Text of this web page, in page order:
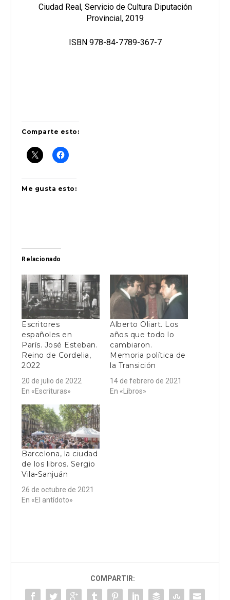
Ciudad Real, Servicio de Cultura Diputación
Provincial, 2019
ISBN 978-84-7789-367-7
Comparte esto:
Me gusta esto:
Relacionado
Escritores
españoles en
París. José Esteban.
Reino de Cordelia,
2022
20 de julio de 2022
En «Escrituras»
Alberto Oliart. Los
años que todo lo
cambiaron.
Memoria política de
la Transición
14 de febrero de 2021
En «Libros»
Barcelona, la ciudad
de los libros. Sergio
Vila-Sanjuán
26 de octubre de 2021
En «El antídoto»
COMPARTIR: